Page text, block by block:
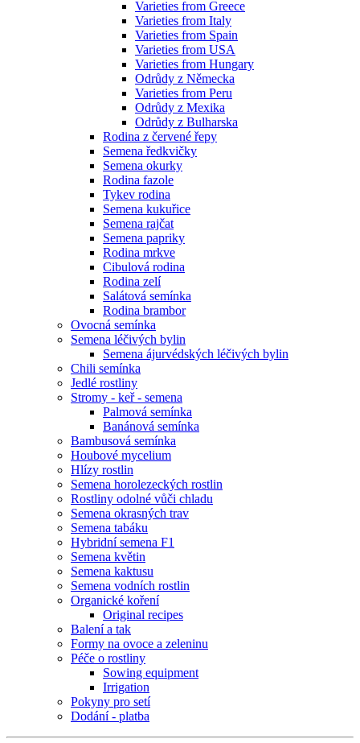
Varieties from Greece
Varieties from Italy
Varieties from Spain
Varieties from USA
Varieties from Hungary
Odrůdy z Německa
Varieties from Peru
Odrůdy z Mexika
Odrůdy z Bulharska
Rodina z červené řepy
Semena ředkvičky
Semena okurky
Rodina fazole
Tykev rodina
Semena kukuřice
Semena rajčat
Semena papriky
Rodina mrkve
Cibulová rodina
Rodina zelí
Salátová semínka
Rodina brambor
Ovocná semínka
Semena léčivých bylin
Semena ájurvédských léčivých bylin
Chili semínka
Jedlé rostliny
Stromy - keř - semena
Palmová semínka
Banánová semínka
Bambusová semínka
Houbové mycelium
Hlízy rostlin
Semena horolezeckých rostlin
Rostliny odolné vůči chladu
Semena okrasných trav
Semena tabáku
Hybridní semena F1
Semena květin
Semena kaktusu
Semena vodních rostlin
Organické koření
Original recipes
Balení a tak
Formy na ovoce a zeleninu
Péče o rostliny
Sowing equipment
Irrigation
Pokyny pro setí
Dodání - platba